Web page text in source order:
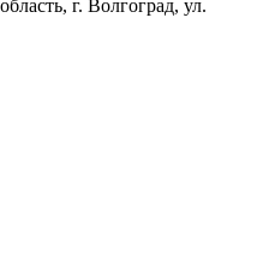
г. Волгоград, ул.